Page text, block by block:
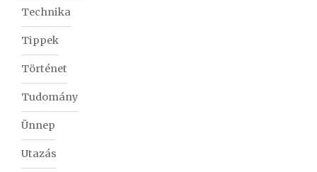
Technika
Tippek
Történet
Tudomány
Ünnep
Utazás